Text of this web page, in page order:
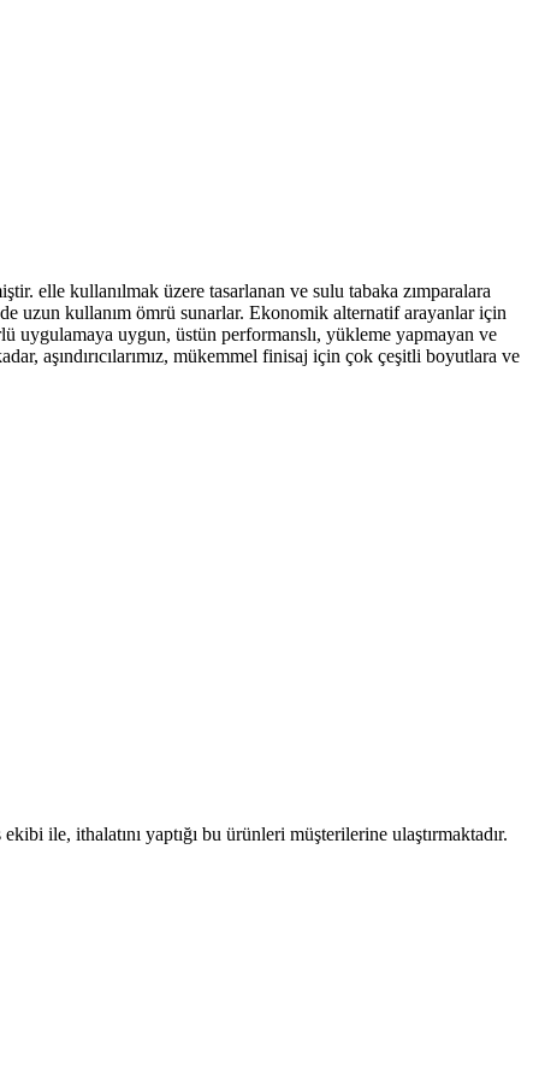
elle kullanılmak üzere tasarlanan ve sulu tabaka zımparalara
uzun kullanım ömrü sunarlar. Ekonomik alternatif arayanlar için
uygulamaya uygun, üstün performanslı, yükleme yapmayan ve
aşındırıcılarımız, mükemmel finisaj için çok çeşitli boyutlara ve
ile, ithalatını yaptığı bu ürünleri müşterilerine ulaştırmaktadır.